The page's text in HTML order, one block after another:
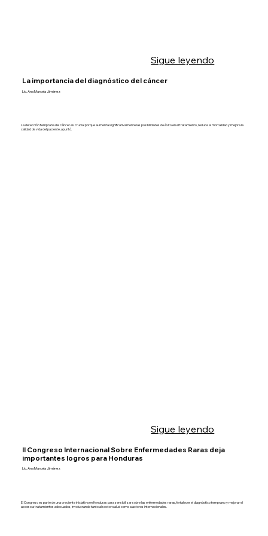
Sigue leyendo
La importancia del diagnóstico del cáncer
Lic. Ana Marcela Jiménez
La detección temprana del cáncer es crucial porque aumenta significativamente las posibilidades de éxito en el tratamiento, reduce la mortalidad y mejora la
calidad de vida del paciente, apuntó.
Sigue leyendo
II Congreso Internacional Sobre Enfermedades Raras deja
importantes logros para Honduras
Lic. Ana Marcela Jiménez
El Congreso es parte de una creciente iniciativa en Honduras para sensibilizar sobre las enfermedades raras, fortalecer el diagnóstico temprano y mejorar el
acceso a tratamientos adecuados, involucrando tanto al sector salud como a actores internacionales.